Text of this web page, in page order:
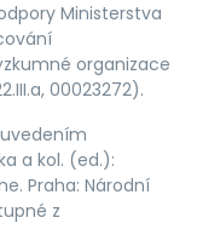
Ministerstva
organizace
00023272).
a kol. (ed.):
Praha: Národní
z